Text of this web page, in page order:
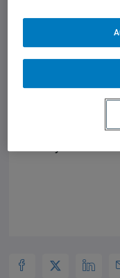
Rappelons
qui relève du
Québec, vise
équipes
prospérité